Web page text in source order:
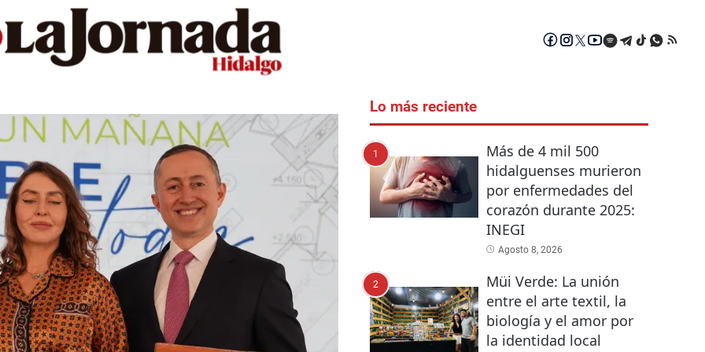
Lo más reciente
1
Más de 4 mil 500
hidalguenses murieron
por enfermedades del
corazón durante 2025:
INEGI
Agosto 8, 2026
2
Müi Verde: La unión
entre el arte textil, la
biología y el amor por
la identidad local